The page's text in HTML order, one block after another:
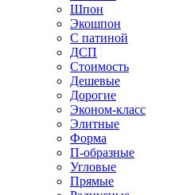
Шпон
Экошпон
С патиной
ДСП
Стоимость
Дешевые
Дорогие
Эконом-класс
Элитные
Форма
П-образные
Угловые
Прямые